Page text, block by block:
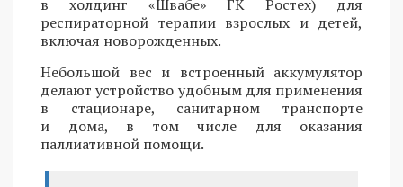
в холдинг «Швабе» ГК Ростех) для
респираторной терапии взрослых и детей,
включая новорожденных.
Небольшой вес и встроенный аккумулятор
делают устройство удобным для применения
в стационаре, санитарном транспорте
и дома, в том числе для оказания
паллиативной помощи.